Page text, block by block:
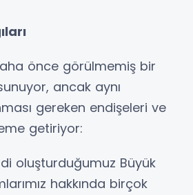
önce görülmemiş bir
ancak aynı
gereken endişeleri ve
getiriyor:
oluşturduğumuz Büyük
hakkında birçok